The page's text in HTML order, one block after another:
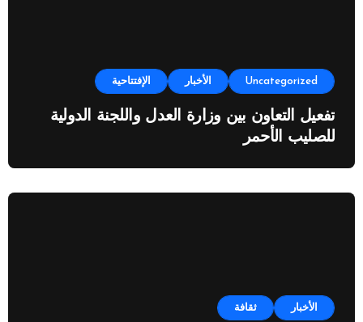
Uncategorized الأخبار الإفتتاحية
تفعيل التعاون بين وزارة العدل واللجنة الدولية
للصليب الأحمر
الأخبار ثقافة